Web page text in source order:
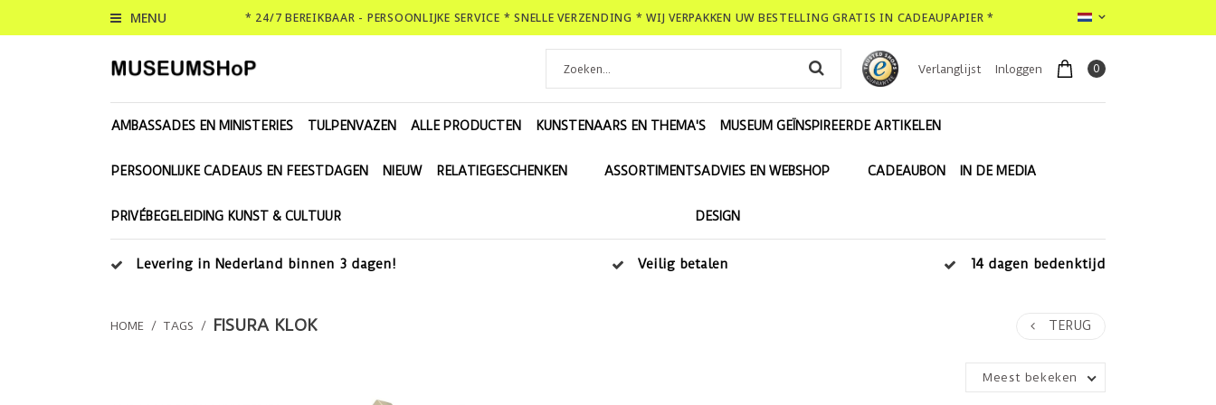
MENU * 24/7 BEREIKBAAR - PERSOONLIJKE SERVICE * SNELLE VERZENDING * WIJ VERPAKKEN UW BESTELLING GRATIS IN CADEAUPAPIER *
Verlanglijst Inloggen 0
AMBASSADES EN MINISTERIES TULPENVAZEN ALLE PRODUCTEN KUNSTENAARS EN THEMA'S MUSEUM GEÏNSPIREERDE ARTIKELEN
PERSOONLIJKE CADEAUS EN FEESTDAGEN NIEUW RELATIEGESCHENKEN ASSORTIMENTSADVIES EN WEBSHOP
DESIGN
CADEAUBON IN DE MEDIA
PRIVÉBEGELEIDING KUNST & CULTUUR
Levering in Nederland binnen 3 dagen! Veilig betalen 14 dagen bedenktijd
HOME / TAGS / FISURA KLOK TERUG
Meest bekeken